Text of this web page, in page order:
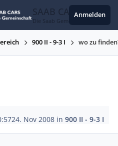
SAAB CARS
Die Saab Gemeinschaft
Anmelden
900 II - 9-3 I wo zu
24. Nov 2008 in900 II - 9-3 I